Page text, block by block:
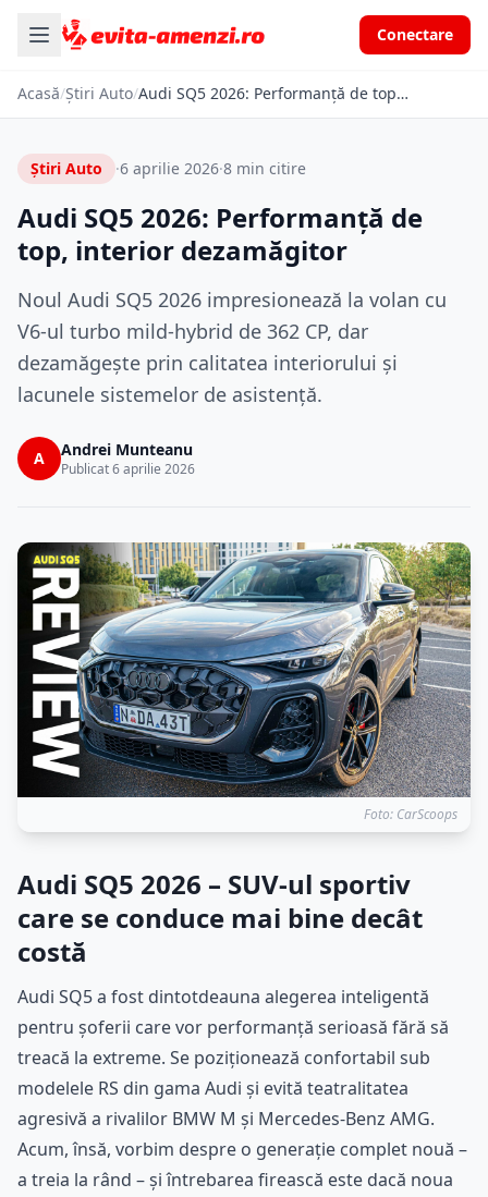
Conectare
Acasă/Știri Auto/ Audi SQ5 2026: Performanță de top, interior dezamăgitor
Știri Auto ·6 aprilie 2026·8 min citire
Audi SQ5 2026: Performanță de
top, interior dezamăgitor
Noul Audi SQ5 2026 impresionează la volan cu
V6-ul turbo mild-hybrid de 362 CP, dar
dezamăgește prin calitatea interiorului și
lacunele sistemelor de asistență.
A Andrei Munteanu
Publicat 6 aprilie 2026
Foto: CarScoops
Audi SQ5 2026 – SUV-ul sportiv
care se conduce mai bine decât
costă
Audi SQ5 a fost dintotdeauna alegerea inteligentă
pentru șoferii care vor performanță serioasă fără să
treacă la extreme. Se poziționează confortabil sub
modelele RS din gama Audi și evită teatralitatea
agresivă a rivalilor BMW M și Mercedes-Benz AMG.
Acum, însă, vorbim despre o generație complet nouă –
a treia la rând – și întrebarea firească este dacă noua